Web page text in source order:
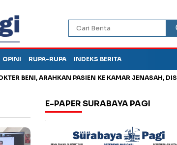
OPINI RUPA-RUPA INDEKS BERITA
BENI, ARAHKAN PASIEN KE KAMAR JENASAH, DISOROT
E-PAPER SURABAYA PAGI